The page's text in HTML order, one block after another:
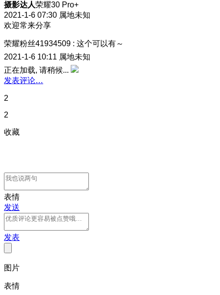
摄影达人荣耀30 Pro+
2021-1-6 07:30 属地未知
欢迎常来分享
荣耀粉丝41934509 : 这个可以有～
2021-1-6 10:11 属地未知
正在加载, 请稍候...
发表评论…
2
2
收藏
表情
发送
发表
图片
表情